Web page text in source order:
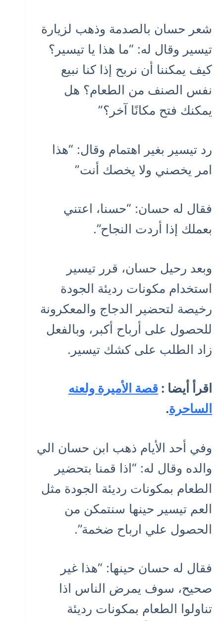
شعر حسان بالصدمة وذهب لزيارة
تيسير وقال له: “ما هذا يا تيسير؟
كيف يمكننا أن نربح إذا كنا نبيع
نفس الصنف من الطعام؟ هل
يمكنك فتح مكانًا آخر؟”
رد تيسير بغير اهتمام وقال: “هذا
امر يخصني ولا يخصك أنت”
فقال له حسان: “حسنا، اعتني
بعملك إذا أردت النجاح”.
وبعد رحيل حسان، قرر تيسير
استخدام مكونات رديئة الجودة
رخيصة لتحضير الدجاج والمعكرونة
للحصول على أرباح أكبر، وبالفعل
زاد الطلب على كشك تيسير.
اقرأ أيضا : قصة الأميرة ولعنه
الساحرة.
وفي أحد الأيام ذهب ابن حسان الي
والده وقال له: “اذا قمنا بتحضير
الطعام بمكونات رديئة الجودة مثل
العم تيسير حينها سنتمكن من
الحصول علي ارباح ضخمة”.
فقال له حسان حينها: “هذا غير
صحيح، سوف يمرض الناس اذا
تناولوا الطعام بمكونات رديئة